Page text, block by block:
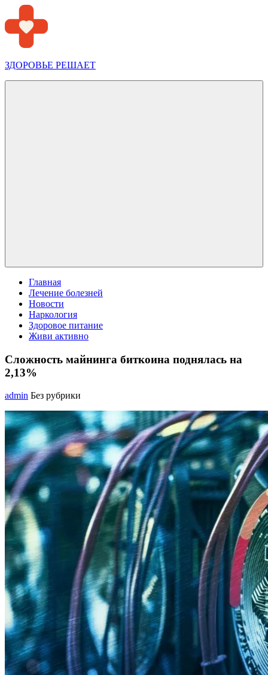
Перейти
к
содержимому
ЗДОРОВЬЕ РЕШАЕТ
Главная
Лечение болезней
Новости
Наркология
Здоровое питание
Живи активно
Сложность майнинга биткоина поднялась на
2,13%
admin Без рубрики